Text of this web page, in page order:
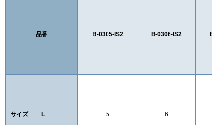
品番
サイズ L
B-0305-IS2 B-0306-IS2
5 6